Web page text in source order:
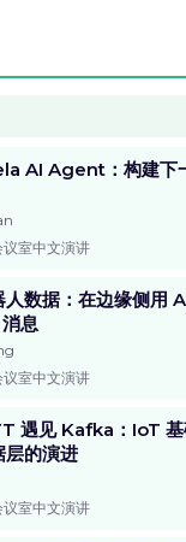
AI Agent：构建下
议室中文演讲
人数据：在边缘侧用
息
议室中文演讲
遇见 Kafka：IoT 基
层的演进
议室中文演讲